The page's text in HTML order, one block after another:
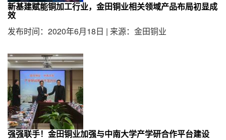
新基建赋能铜加工行业，金田铜业相关领域产品布局初显成
效
发布时间：2020年6月18日 | 来源：金田铜业
强强联手！金田铜业加强与中南大学产学研合作平台建设